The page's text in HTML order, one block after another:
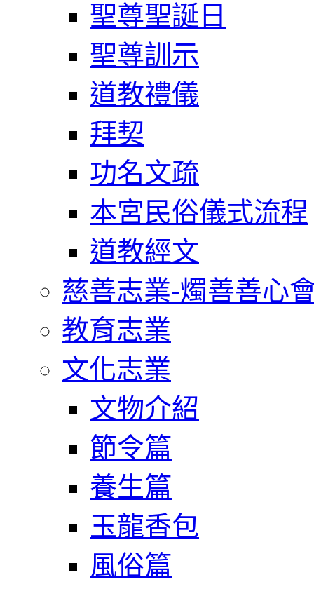
聖尊聖誕日
聖尊訓示
道教禮儀
拜契
功名文疏
本宮民俗儀式流程
道教經文
慈善志業-燭善善心
教育志業
文化志業
文物介紹
節令篇
養生篇
玉龍香包
風俗篇